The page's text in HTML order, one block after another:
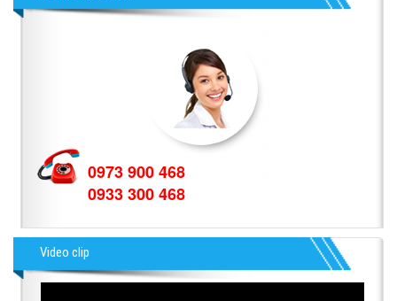
0973 900 468
0933 300 468
Video clip